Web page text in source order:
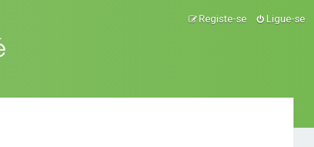
Ligue-se
Registe-se